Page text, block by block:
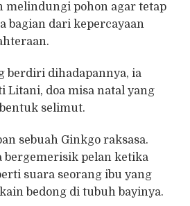
melindungi pohon agar tetap
bagian dari kepercayaan
berdiri dihadapannya, ia
Litani, doa misa natal yang
selimut.
sebuah Ginkgo raksasa.
bergemerisik pelan ketika
suara seorang ibu yang
bedong di tubuh bayinya.